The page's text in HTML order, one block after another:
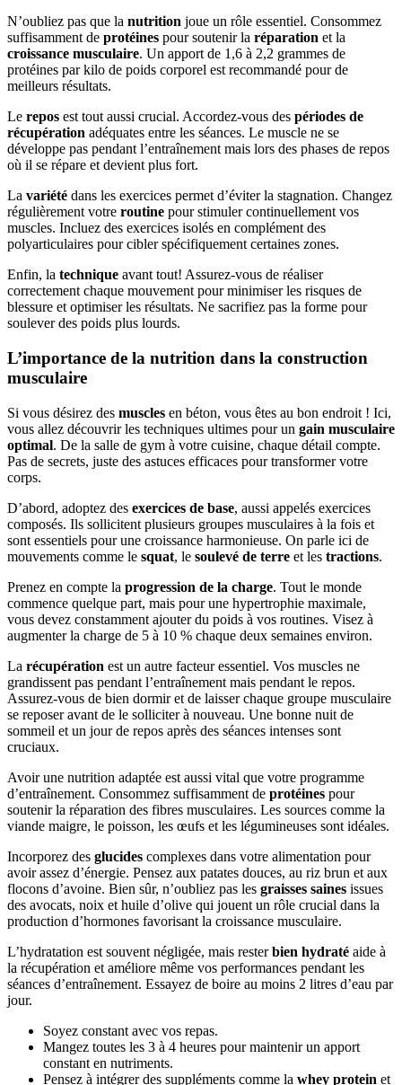
N’oubliez pas que la nutrition joue un rôle essentiel. Consommez
suffisamment de protéines pour soutenir la réparation et la
croissance musculaire. Un apport de 1,6 à 2,2 grammes de
protéines par kilo de poids corporel est recommandé pour de
meilleurs résultats.
Le repos est tout aussi crucial. Accordez-vous des périodes de
récupération adéquates entre les séances. Le muscle ne se
développe pas pendant l’entraînement mais lors des phases de repos
où il se répare et devient plus fort.
La variété dans les exercices permet d’éviter la stagnation. Changez
régulièrement votre routine pour stimuler continuellement vos
muscles. Incluez des exercices isolés en complément des
polyarticulaires pour cibler spécifiquement certaines zones.
Enfin, la technique avant tout! Assurez-vous de réaliser
correctement chaque mouvement pour minimiser les risques de
blessure et optimiser les résultats. Ne sacrifiez pas la forme pour
soulever des poids plus lourds.
L’importance de la nutrition dans la construction
musculaire
Si vous désirez des muscles en béton, vous êtes au bon endroit ! Ici,
vous allez découvrir les techniques ultimes pour un gain musculaire
optimal. De la salle de gym à votre cuisine, chaque détail compte.
Pas de secrets, juste des astuces efficaces pour transformer votre
corps.
D’abord, adoptez des exercices de base, aussi appelés exercices
composés. Ils sollicitent plusieurs groupes musculaires à la fois et
sont essentiels pour une croissance harmonieuse. On parle ici de
mouvements comme le squat, le soulevé de terre et les tractions.
Prenez en compte la progression de la charge. Tout le monde
commence quelque part, mais pour une hypertrophie maximale,
vous devez constamment ajouter du poids à vos routines. Visez à
augmenter la charge de 5 à 10 % chaque deux semaines environ.
La récupération est un autre facteur essentiel. Vos muscles ne
grandissent pas pendant l’entraînement mais pendant le repos.
Assurez-vous de bien dormir et de laisser chaque groupe musculaire
se reposer avant de le solliciter à nouveau. Une bonne nuit de
sommeil et un jour de repos après des séances intenses sont
cruciaux.
Avoir une nutrition adaptée est aussi vital que votre programme
d’entraînement. Consommez suffisamment de protéines pour
soutenir la réparation des fibres musculaires. Les sources comme la
viande maigre, le poisson, les œufs et les légumineuses sont idéales.
Incorporez des glucides complexes dans votre alimentation pour
avoir assez d’énergie. Pensez aux patates douces, au riz brun et aux
flocons d’avoine. Bien sûr, n’oubliez pas les graisses saines issues
des avocats, noix et huile d’olive qui jouent un rôle crucial dans la
production d’hormones favorisant la croissance musculaire.
L’hydratation est souvent négligée, mais resterbien hydraté aide à
la récupération et améliore même vos performances pendant les
séances d’entraînement. Essayez de boire au moins 2 litres d’eau par
jour.
Soyez constant avec vos repas.
Mangez toutes les 3 à 4 heures pour maintenir un apport
constant en nutriments.
Pensez à intégrer des suppléments comme la whey protein et